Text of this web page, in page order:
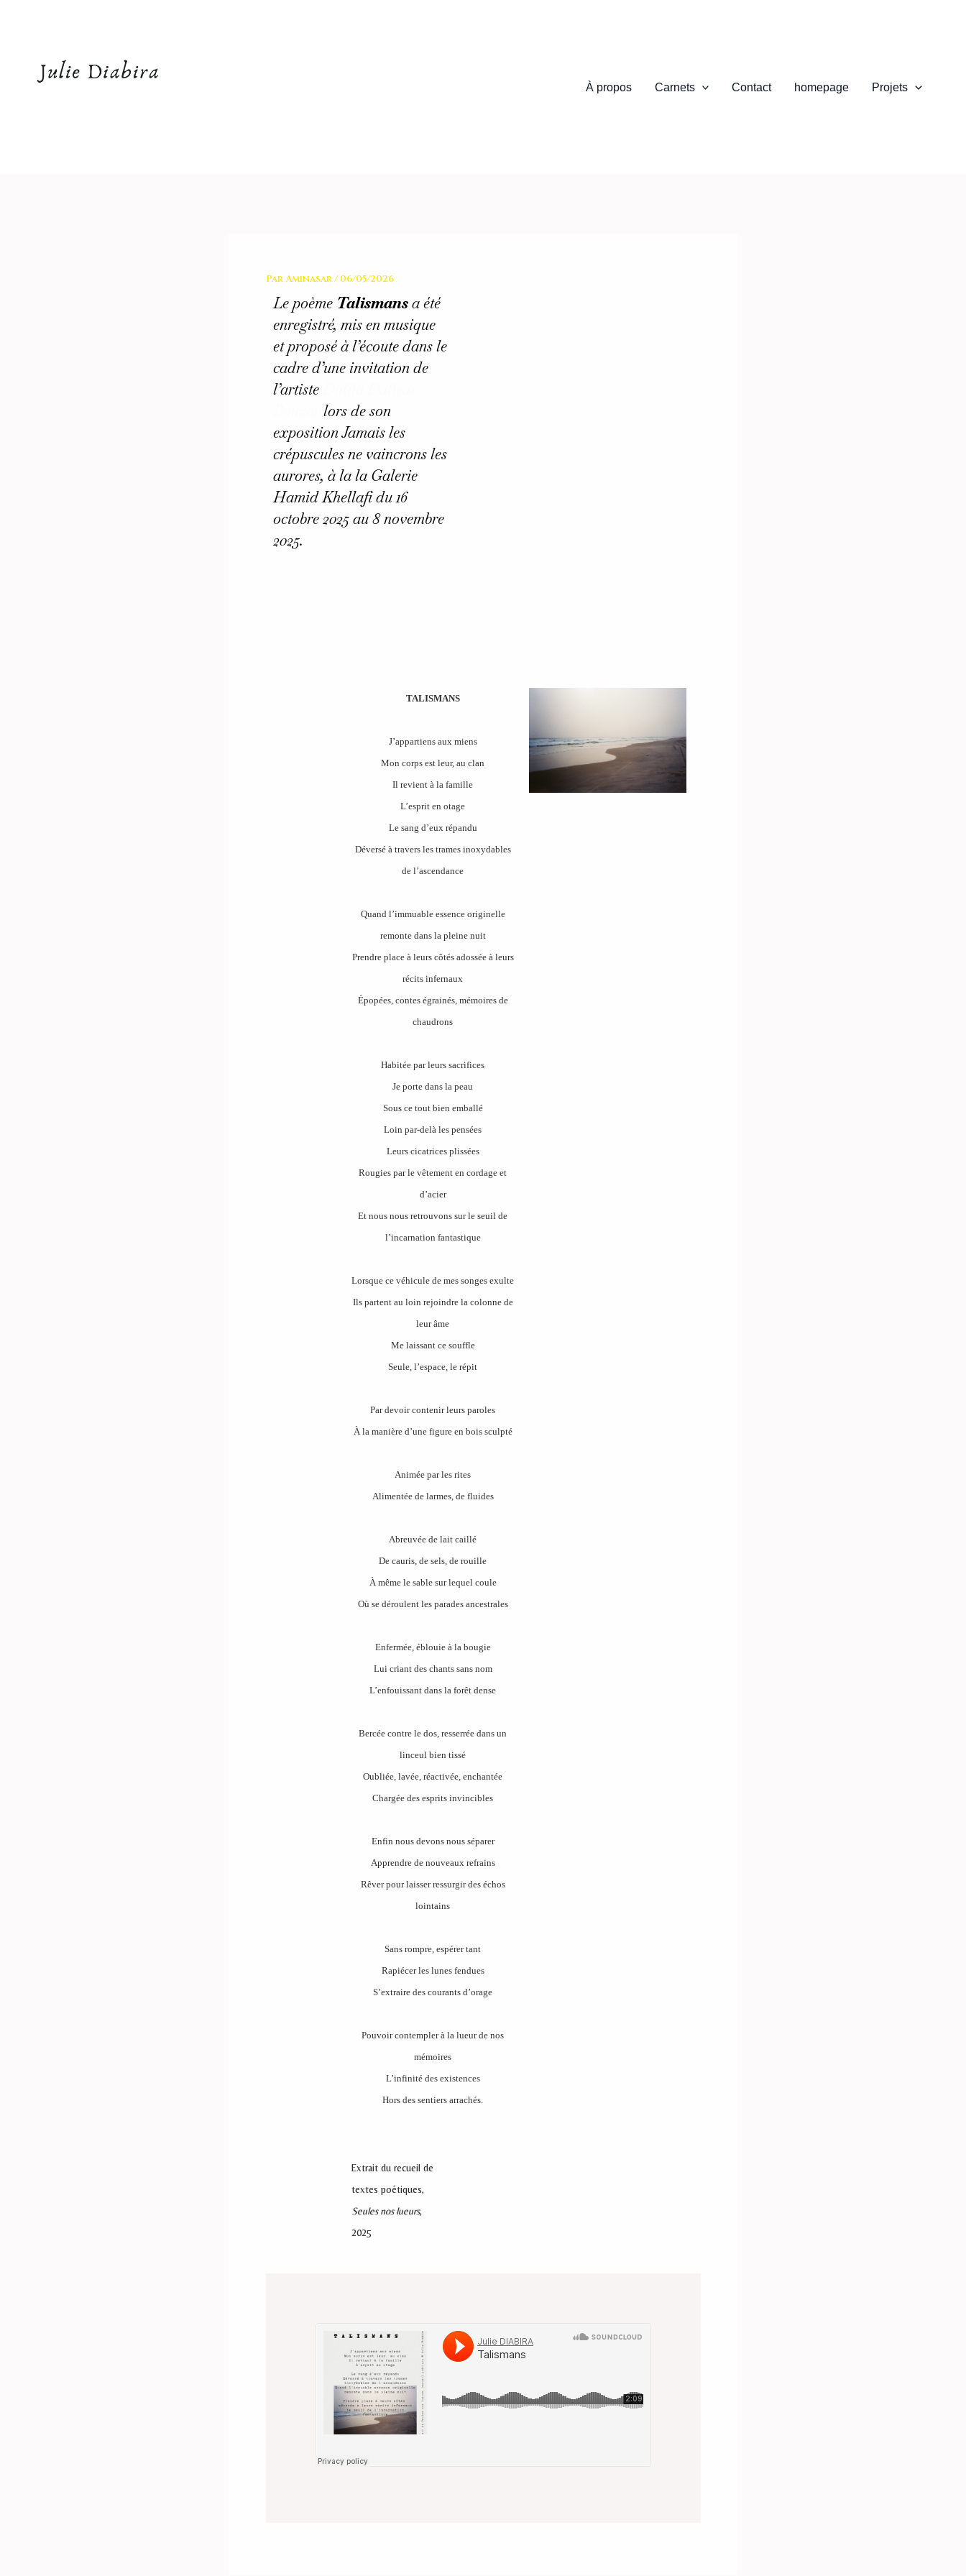
À propos Carnets Contact homepage Projets
ParAminasar/06/05/2026
Le poème Talismansa été
enregistré, mis en musique
et proposé à l’écoute dans le
cadre d’une invitation de
l’artiste
lors de son
expositionJamais les
crépuscules ne vaincrons les
aurores, à la la Galerie
Hamid Khellafi du 16
octobre 2025 au 8 novembre
2025.
TALISMANS
J’appartiens aux miens
Mon corps est leur, au clan
Il revient à la famille
L’esprit en otage
Le sang d’eux répandu
Déversé à travers les trames inoxydables
de l’ascendance
Quand l’immuable essence originelle
remonte dans la pleine nuit
Prendre place à leurs côtés adossée à leurs
récits infernaux
Épopées, contes égrainés, mémoires de
chaudrons
Habitée par leurs sacrifices
Je porte dans la peau
Sous ce tout bien emballé
Loin par-delà les pensées
Leurs cicatrices plissées
Rougies par le vêtement en cordage et
d’acier
Et nous nous retrouvons sur le seuil de
l’incarnation fantastique
Lorsque ce véhicule de mes songes exulte
Ils partent au loin rejoindre la colonne de
leur âme
Me laissant ce souffle
Seule, l’espace, le répit
Par devoir contenir leurs paroles
À la manière d’une figure en bois sculpté
Animée par les rites
Alimentée de larmes, de fluides
Abreuvée de lait caillé
De cauris, de sels, de rouille
À même le sable sur lequel coule
Où se déroulent les parades ancestrales
Enfermée, éblouie à la bougie
Lui criant des chants sans nom
L’enfouissant dans la forêt dense
Bercée contre le dos, resserrée dans un
linceul bien tissé
Oubliée, lavée, réactivée, enchantée
Chargée des esprits invincibles
Enfin nous devons nous séparer
Apprendre de nouveaux refrains
Rêver pour laisser ressurgir des échos
lointains
Sans rompre, espérer tant
Rapiécer les lunes fendues
S’extraire des courants d’orage
Pouvoir contempler à la lueur de nos
mémoires
L’infinité des existences
Hors des sentiers arrachés.
Extrait du recueil de
textes poétiques,
Seules nos lueurs,
2025